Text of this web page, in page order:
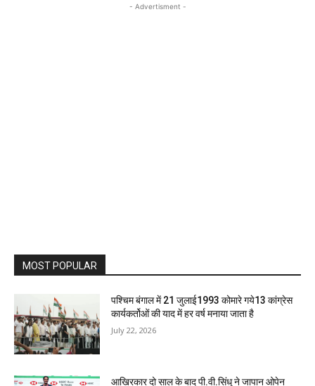
- Advertisment -
MOST POPULAR
पश्चिम बंगाल में 21 जुलाई1993 कोमारे गये13 कांग्रेस
कार्यकर्तोओं की याद में हर वर्ष मनाया जाता है
July 22, 2026
आखिरकार दो साल के बाद पी.वी.सिंधु ने जापान ओपेन